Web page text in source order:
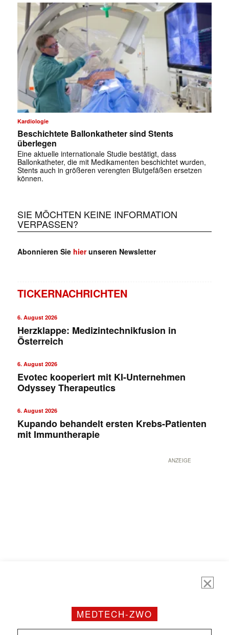
Kardiologie
Beschichtete Ballonkatheter sind Stents
überlegen
Eine aktuelle internationale Studie bestätigt, dass
Ballonkatheter, die mit Medikamenten beschichtet wurden,
Stents auch in größeren verengten Blutgefäßen ersetzen
können.
SIE MÖCHTEN KEINE INFORMATION
VERPASSEN?
Abonnieren Sie hierunseren Newsletter
TICKERNACHRICHTEN
6. August 2026
Herzklappe: Medizintechnikfusion in
Österreich
6. August 2026
Evotec kooperiert mit KI-Unternehmen
Odyssey Therapeutics
6. August 2026
Kupando behandelt ersten Krebs-Patienten
mit Immuntherapie
ANZEIGE
MEDTECH-ZWO